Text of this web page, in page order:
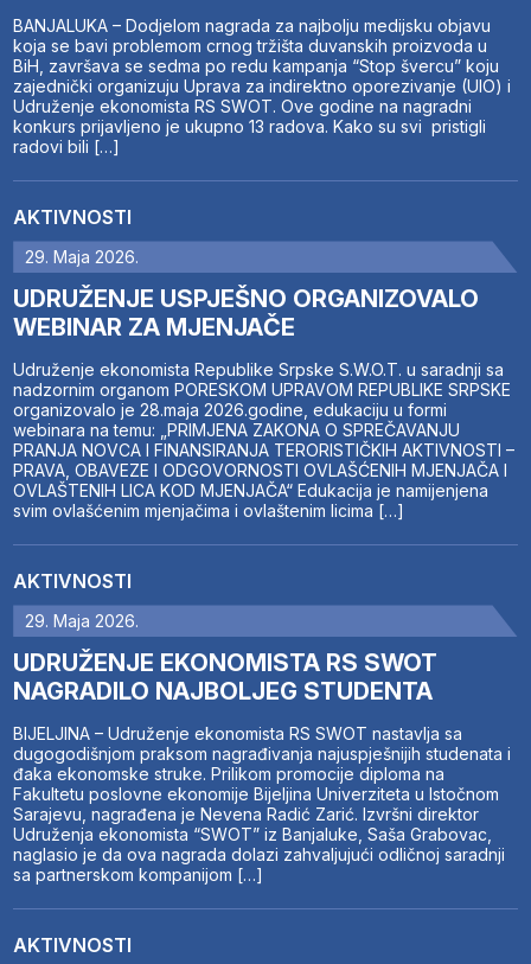
BANJALUKA – Dodjelom nagrada za najbolju medijsku objavu
koja se bavi problemom crnog tržišta duvanskih proizvoda u
BiH, završava se sedma po redu kampanja “Stop švercu” koju
zajednički organizuju Uprava za indirektno oporezivanje (UIO) i
Udruženje ekonomista RS SWOT. Ove godine na nagradni
konkurs prijavljeno je ukupno 13 radova. Kako su svi pristigli
radovi bili […]
AKTIVNOSTI
29. Maja 2026.
UDRUŽENJE USPJEŠNO ORGANIZOVALO
WEBINAR ZA MJENJAČE
Udruženje ekonomista Republike Srpske S.W.O.T. u saradnji sa
nadzornim organom PORESKOM UPRAVOM REPUBLIKE SRPSKE
organizovalo je 28.maja 2026.godine, edukaciju u formi
webinara na temu: „PRIMJENA ZAKONA O SPREČAVANJU
PRANJA NOVCA I FINANSIRANJA TERORISTIČKIH AKTIVNOSTI –
PRAVA, OBAVEZE I ODGOVORNOSTI OVLAŠĆENIH MJENJAČA I
OVLAŠTENIH LICA KOD MJENJAČA“ Edukacija je namijenjena
svim ovlašćenim mjenjačima i ovlaštenim licima […]
AKTIVNOSTI
29. Maja 2026.
UDRUŽENJE EKONOMISTA RS SWOT
NAGRADILO NAJBOLJEG STUDENTA
BIJELJINA – Udruženje ekonomista RS SWOT nastavlja sa
dugogodišnjom praksom nagrađivanja najuspješnijih studenata i
đaka ekonomske struke. Prilikom promocije diploma na
Fakultetu poslovne ekonomije Bijeljina Univerziteta u Istočnom
Sarajevu, nagrađena je Nevena Radić Zarić. Izvršni direktor
Udruženja ekonomista “SWOT” iz Banjaluke, Saša Grabovac,
naglasio je da ova nagrada dolazi zahvaljujući odličnoj saradnji
sa partnerskom kompanijom […]
AKTIVNOSTI